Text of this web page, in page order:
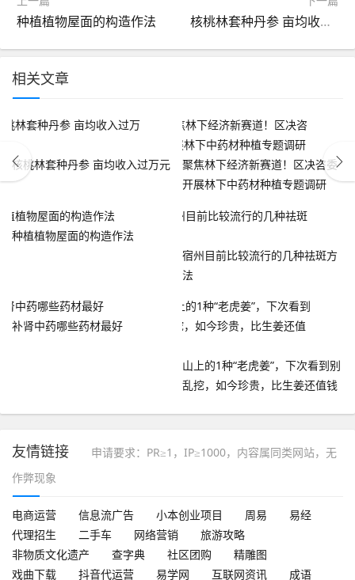
种植植物屋面的构造作法 核桃林套种丹参 亩均收入过万元
相关文章
核桃林套种丹参 亩均收入过万元
聚焦林下经济新赛道！区决咨委
开展林下中药材种植专题调研
种植植物屋面的构造作法
宿州目前比较流行的几种祛斑方
法
补肾中药哪些药材最好
山上的1种“老虎姜”，下次看到别
乱挖，如今珍贵，比生姜还值钱
友情链接
申请要求：PR≥1，IP≥1000，内容属同类网站，无
作弊现象
电商运营 信息流广告 小本创业项目 周易
易经
代理招生
二手车 网络营销
旅游攻略
非物质文化遗产
查字典 社区团购
精雕图
戏曲下载
抖音代运营 易学网 互联网资讯
成语